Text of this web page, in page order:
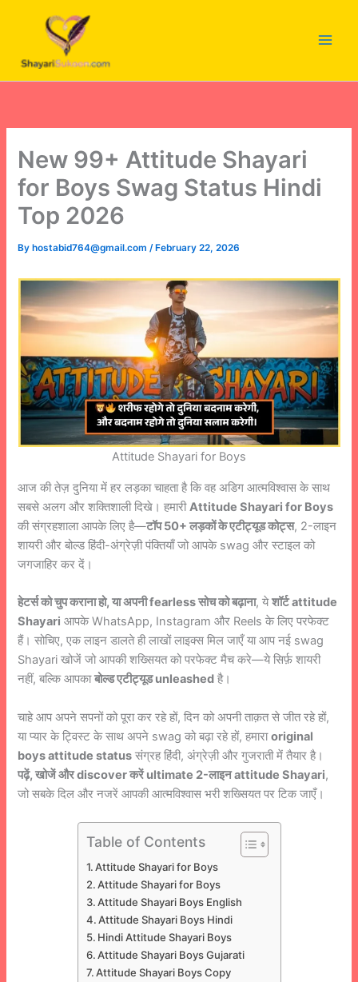
New 99+ Attitude Shayari
for Boys Swag Status Hindi
Top 2026
By hostabid764@gmail.com/ February 22, 2026
Attitude Shayari for Boys
आज की तेज़ दुनिया में हर लड़का चाहता है कि वह अडिग आत्मविश्वास के साथ
सबसे अलग और शक्तिशाली दिखे। हमारीAttitude Shayari for Boys
की संग्रहशाला आपके लिए है—टॉप 50+ लड़कों के एटीट्यूड कोट्स, 2-लाइन
शायरी और बोल्ड हिंदी-अंग्रेज़ी पंक्तियाँ जो आपके swag और स्टाइल को
जगजाहिर कर दें।
हेटर्स को चुप कराना हो, या अपनी fearless सोच को बढ़ाना, येशॉर्ट attitude
Shayari आपके WhatsApp, Instagram और Reels के लिए परफेक्ट
हैं। सोचिए, एक लाइन डालते ही लाखों लाइक्स मिल जाएँ या आप नई swag
Shayari खोजें जो आपकी शख्सियत को परफेक्ट मैच करे—ये सिर्फ़ शायरी
नहीं, बल्कि आपकाबोल्ड एटीट्यूड unleashed है।
चाहे आप अपने सपनों को पूरा कर रहे हों, दिन को अपनी ताक़त से जीत रहे हों,
या प्यार के ट्विस्ट के साथ अपने swag को बढ़ा रहे हों, हमाराoriginal
boys attitude status संग्रह हिंदी, अंग्रेज़ी और गुजराती में तैयार है।
पढ़ें, खोजें और discover करें ultimate 2-लाइन attitude Shayari,
जो सबके दिल और नजरें आपकी आत्मविश्वास भरी शख्सियत पर टिक जाएँ।
Table of Contents
Attitude Shayari for Boys
Attitude Shayari for Boys
Attitude Shayari Boys English
Attitude Shayari Boys Hindi
Hindi Attitude Shayari Boys
Attitude Shayari Boys Gujarati
Attitude Shayari Boys Copy